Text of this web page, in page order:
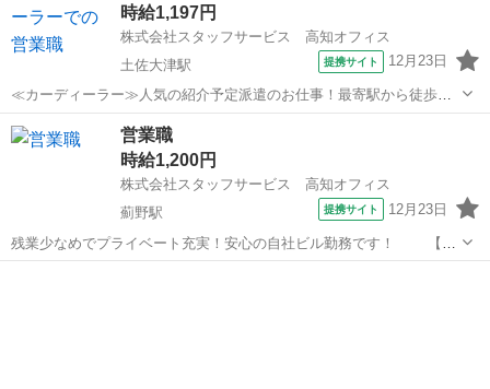
時給1,197円
株式会社スタッフサービス 高知オフィス
土佐大津駅
提携サイト 12月23日
≪カーディーラー≫人気の紹介予定派遣のお仕事！最寄駅から徒歩３
分の通勤に便利な環境です！ 【お仕事の内容】既存客への電話連
絡、ＷＥＢ管理、ネット管理(掲載や削除など)、点検などのお知らせの
ＤＭ送付後の後追い電話などをお...
高知 土佐大津駅
営業職
時給1,200円
株式会社スタッフサービス 高知オフィス
薊野駅
提携サイト 12月23日
残業少なめでプライベート充実！安心の自社ビル勤務です！ 【お
仕事の内容】食品包装・容器などを取り扱うルート営業などをお願い